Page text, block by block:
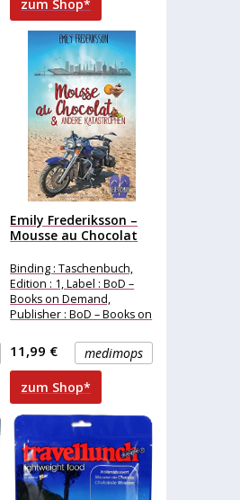
zum Shop*
Emily Frederiksson –
Mousse au Chocolat
Binding : Taschenbuch,
Edition : 1, Label : BoD –
Books on Demand,
Publisher : BoD – Books on
medimops
11,99 €
zum Shop*